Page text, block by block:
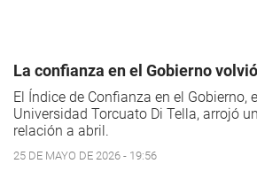
La confianza en el Gobierno
El Índice de Confianza en el Gobierno,
Universidad Torcuato Di Tella, arrojó
relación a abril.
25 DE MAYO DE 2026 - 19:56